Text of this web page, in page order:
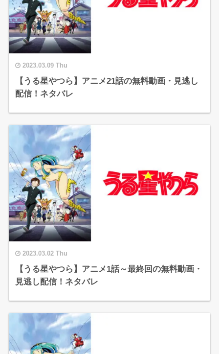
2023.03.09 Thu
【うる星やつら】アニメ21話の無料動画・見逃し
配信！ネタバレ
2023.03.02 Thu
【うる星やつら】アニメ1話～最終回の無料動画・
見逃し配信！ネタバレ